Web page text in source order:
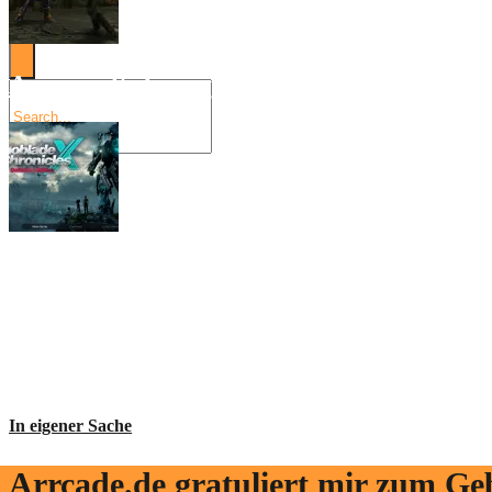
Angespielt: Legacy of Kain: Soul Reaver
In eigener Sache
Arrcade.de gratuliert mir zum